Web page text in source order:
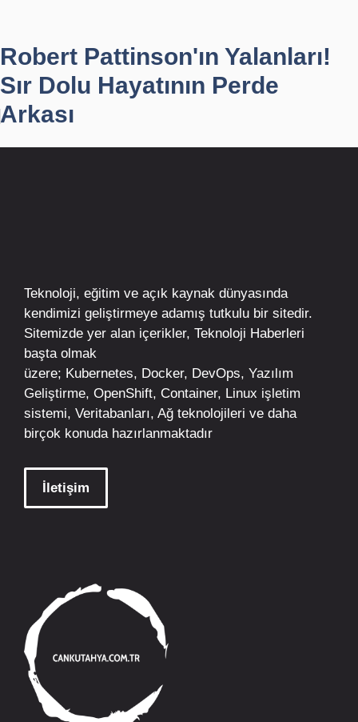
Robert Pattinson'ın Yalanları!
Sır Dolu Hayatının Perde
Arkası
Teknoloji, eğitim ve açık kaynak dünyasında
kendimizi geliştirmeye adamış tutkulu bir sitedir.
Sitemizde yer alan içerikler, Teknoloji Haberleri
başta olmak
üzere; Kubernetes, Docker, DevOps, Yazılım
Geliştirme, OpenShift, Container, Linux işletim
sistemi, Veritabanları, Ağ teknolojileri ve daha
birçok konuda hazırlanmaktadır
İletişim